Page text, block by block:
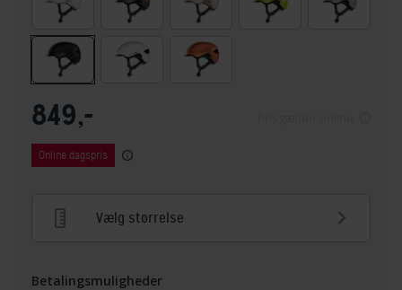
849,-
Online dagspris
Vælg størrelse
Betalingsmuligheder